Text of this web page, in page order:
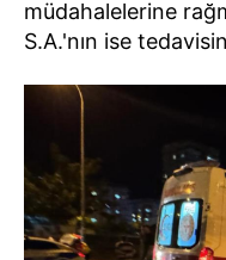
müdahalelerine
S.A.'nın ise